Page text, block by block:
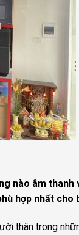
nào âm thanh
hợp nhất cho
thân trong